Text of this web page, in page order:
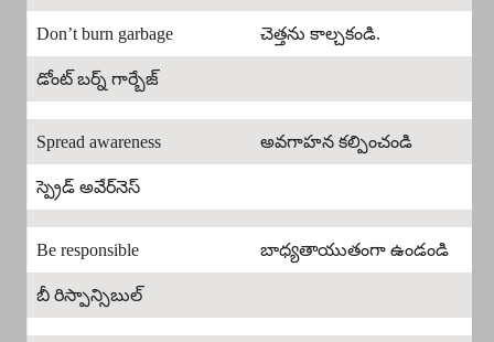
Don’t burn garbage చెత్తను కాల్చకండి.
డోంట్ బర్న్ గార్బేజ్
Spread awareness అవగాహన కల్పించండి
స్ప్రెడ్ అవేర్‌నెస్
Be responsible బాధ్యతాయుతంగా ఉండండి
బీ రిస్పాన్సిబుల్